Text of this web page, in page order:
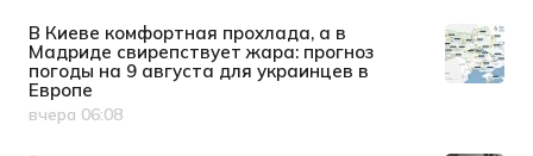
В Киеве комфортная прохлада, а в
Мадриде свирепствует жара: прогноз
погоды на 9 августа для украинцев в
Европе
Дата публикации
вчера 06:08